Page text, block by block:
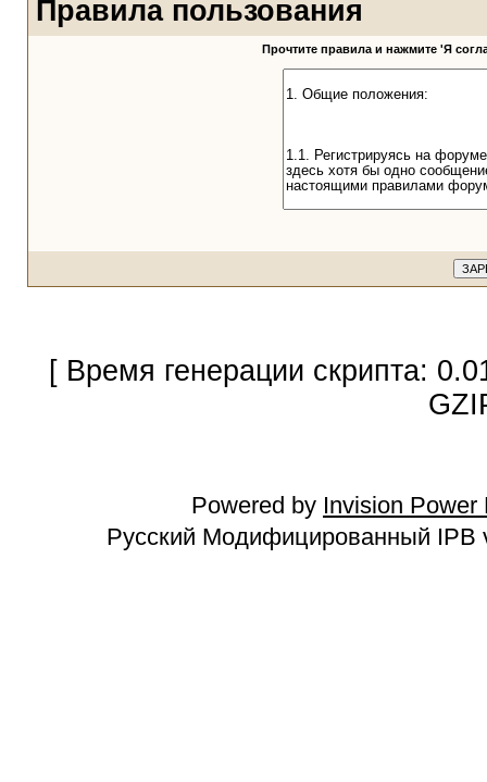
Правила пользования
Прочтите правила и нажмите 'Я
[ Время генерации скрипта:
Powered by Invision Power
Русский Модифицированный IPB